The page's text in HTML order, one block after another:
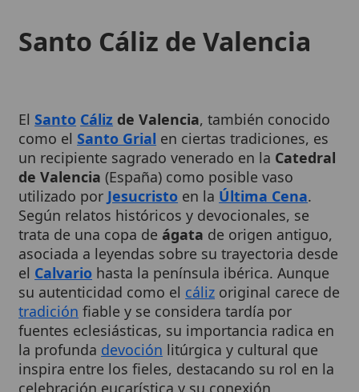
un recipiente sagrado venerado en laCatedral
de Valencia(España) como posible vaso
utilizado porJesucristoen laÚltima Cena.
Según relatos históricos y devocionales, se
trata de una copa deágatade origen antiguo,
asociada a leyendas sobre su trayectoria desde
elCalvariohasta la península ibérica. Aunque
su autenticidad como elcálizoriginal carece de
tradición
fiable y se considera tardía por
fuentes eclesiásticas, su importancia radica en
la profundadevociónlitúrgica y cultural que
inspira entre los fieles, destacando su rol en la
celebración eucarística y su conexión
simbólica con laPreciosaSangre de Cristo. 1